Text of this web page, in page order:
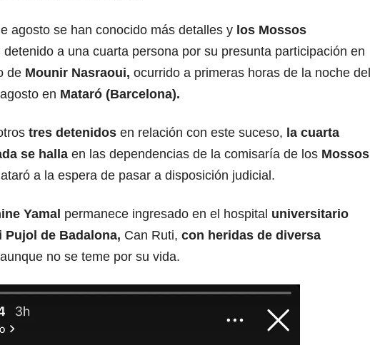
agosto se han conocido más detalles y los Mossos
detenido a una cuarta persona por su presunta participación en
de Mounir Nasraoui, ocurrido a primeras horas de la noche del
en Mataró (Barcelona).
tres detenidos en relación con este suceso, la cuarta
se halla en las dependencias de la comisaría de los Mossos
a la espera de pasar a disposición judicial.
Yamal permanece ingresado en el hospital universitario
Pujol de Badalona, Can Ruti, con heridas de diversa
aunque no se teme por su vida.